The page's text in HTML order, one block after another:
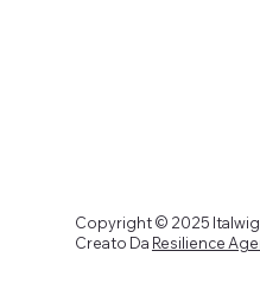
Copyright © 2025 Italwig
Creato Da Resilience